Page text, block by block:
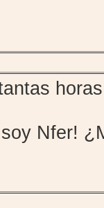
Nfer!